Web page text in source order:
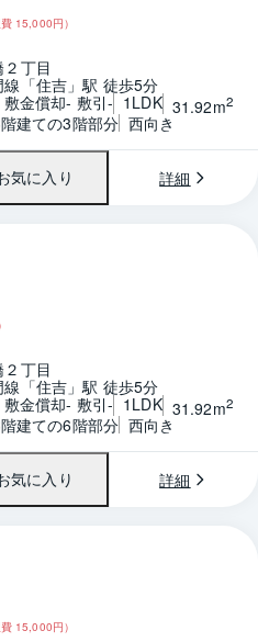
費 15,000円）
丁目
「住吉」駅 徒歩5分
敷金償却- 敷引- 1LDK 31.92m2
建ての3階部分 西向き
気に入り 詳細
1 / 0 間取り
丁目
「住吉」駅 徒歩5分
敷金償却- 敷引- 1LDK 31.92m2
建ての6階部分 西向き
気に入り 詳細
1 / 0 間取り
費 15,000円）